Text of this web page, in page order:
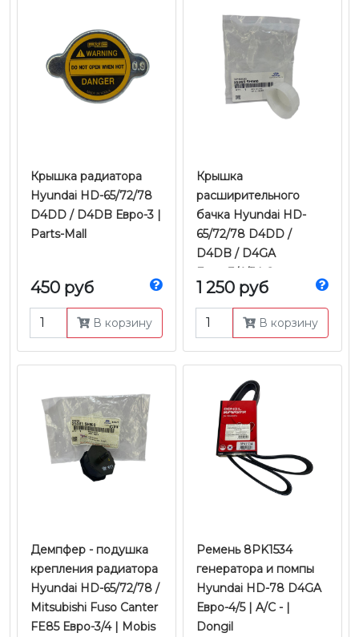
Крышка радиатора
Hyundai HD-65/72/78
D4DD / D4DB Евро-3 |
Parts-Mall
450 руб
В корзину
Крышка
расширительного
бачка Hyundai HD-
65/72/78 D4DD /
D4DB / D4GA
Евро-3/4/5 | Оригинал
1 250 руб
В корзину
Демпфер - подушка
крепления радиатора
Hyundai HD-65/72/78 /
Mitsubishi Fuso Canter
FE85 Евро-3/4 | Mobis
Ремень 8PK1534
генератора и помпы
Hyundai HD-78 D4GA
Евро-4/5 | A/C - |
Dongil